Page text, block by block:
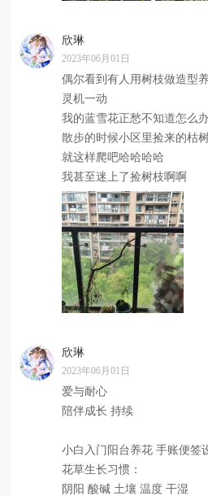
欣琳
2023年06月01日
偶尔看到有人用树枝做造型
灵机一动
我的蓝雪花正愁不知道怎么
散步的时候小区里捡来的枯
就这样爬吧哈哈哈哈
我甚至迷上了捡树枝啊啊
欣琳
2023年06月01日
爱与耐心
陪伴成长 持续
小白入门阳台养花 手账便签
花草生长习惯：
阴阳 酸碱 土壤 温度 干湿